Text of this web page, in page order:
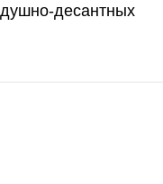
десантных